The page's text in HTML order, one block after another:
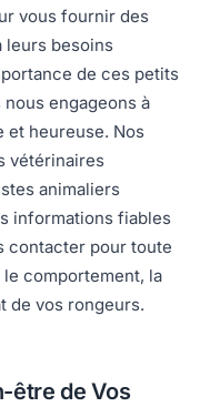
vous fournir des
leurs besoins
de ces petits
engageons à
et heureuse. Nos
vétérinaires
animaliers
informations fiables
contacter pour toute
comportement, la
de vos rongeurs.
être de Vos